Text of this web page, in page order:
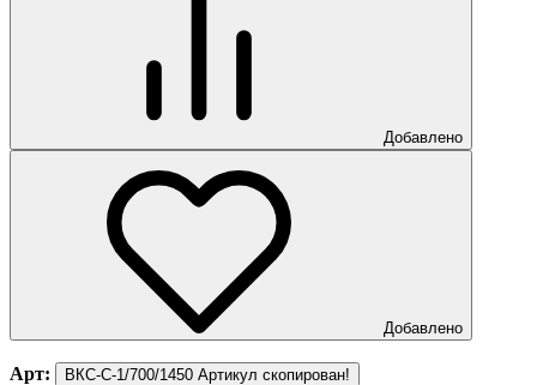
Добавлено
Добавлено
Арт: ВКС-С-1/700/1450 Артикул скопирован!